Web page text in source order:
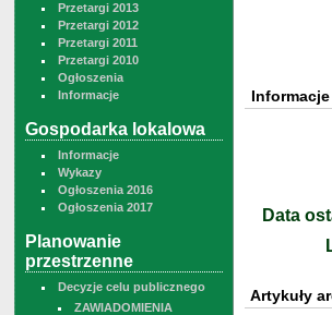
Przetargi 2013
Przetargi 2012
Przetargi 2011
Przetargi 2010
Ogłoszenia
Informacje
Gospodarka lokalowa
Informacje
Wykazy
Ogłoszenia 2016
Ogłoszenia 2017
Planowanie
przestrzenne
Decyzje celu publicznego
ZAWIADOMIENIA
Data
Artykuły